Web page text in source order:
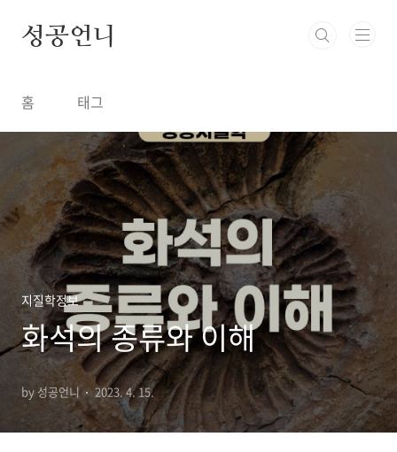
성공언니
홈 태그
지질학정보
화석의 종류와 이해
by 성공언니 2023. 4. 15.